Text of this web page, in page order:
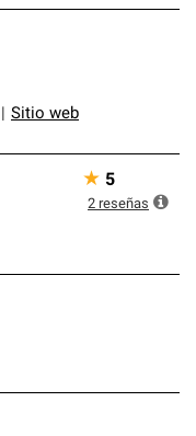
Sitio web
★ 5
2 reseñas